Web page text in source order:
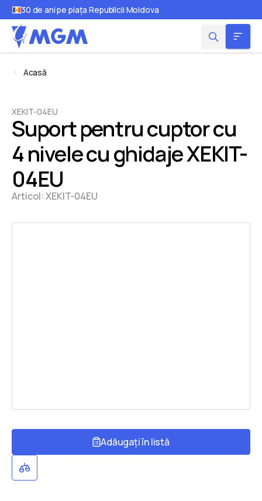
30 de ani pe piața Republicii Moldova
Acasă
XEKIT-04EU
Suport pentru cuptor cu
4 nivele cu ghidaje XEKIT-
04EU
Articol:XEKIT-04EU
Adăugați în listă